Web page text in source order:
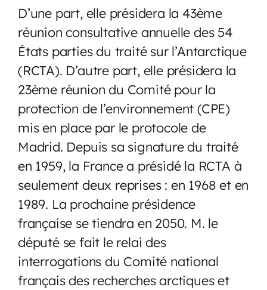
D’une part, elle présidera la 43ème
réunion consultative annuelle des 54
États parties du traité sur l’Antarctique
(RCTA). D’autre part, elle présidera la
23ème réunion du Comité pour la
protection de l’environnement (CPE)
mis en place par le protocole de
Madrid. Depuis sa signature du traité
en 1959, la France a présidé la RCTA à
seulement deux reprises : en 1968 et en
1989. La prochaine présidence
française se tiendra en 2050. M. le
député se fait le relai des
interrogations du Comité national
français des recherches arctiques et